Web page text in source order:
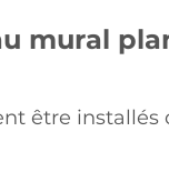
mural
être installés